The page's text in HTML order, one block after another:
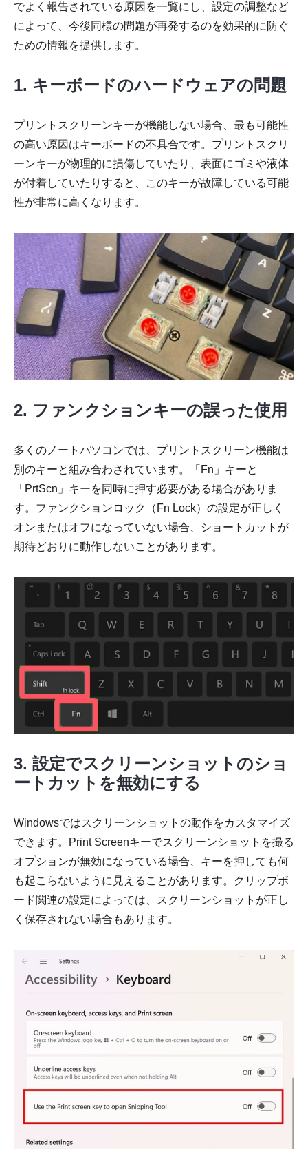
でよく報告されている原因を一覧にし、設定の調整など
によって、今後同様の問題が再発するのを効果的に防ぐ
ための情報を提供します。
1. キーボードのハードウェアの問題
プリントスクリーンキーが機能しない場合、最も可能性
の高い原因はキーボードの不具合です。プリントスクリ
ーンキーが物理的に損傷していたり、表面にゴミや液体
が付着していたりすると、このキーが故障している可能
性が非常に高くなります。
2. ファンクションキーの誤った使用
多くのノートパソコンでは、プリントスクリーン機能は
別のキーと組み合わされています。「Fn」キーと
「PrtScn」キーを同時に押す必要がある場合がありま
す。ファンクションロック（Fn Lock）の設定が正しく
オンまたはオフになっていない場合、ショートカットが
期待どおりに動作しないことがあります。
3. 設定でスクリーンショットのショ
ートカットを無効にする
Windowsではスクリーンショットの動作をカスタマイズ
できます。Print Screenキーでスクリーンショットを撮る
オプションが無効になっている場合、キーを押しても何
も起こらないように見えることがあります。クリップボ
ード関連の設定によっては、スクリーンショットが正し
く保存されない場合もあります。